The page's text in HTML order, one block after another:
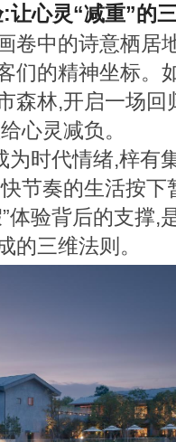
让心灵“减重”的
卷中的诗意栖居
们的精神坐标。
森林,开启一场
心灵减负。
为时代情绪,梓
节奏的生活按
体验背后的支撑
的三维法则。